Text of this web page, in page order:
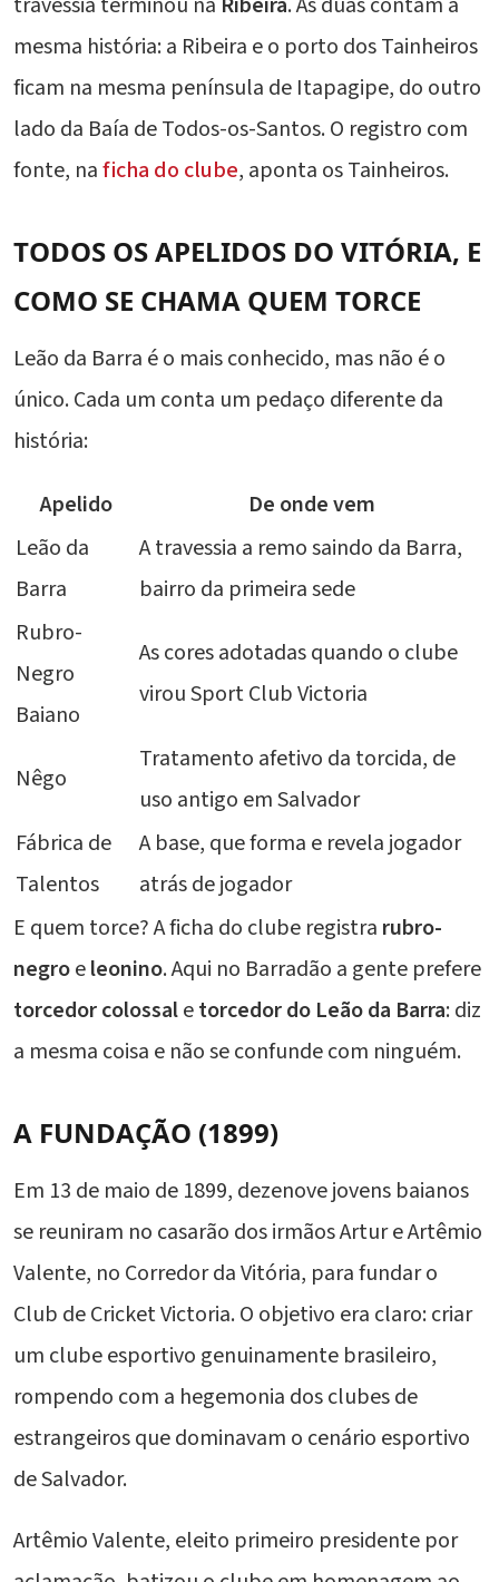
mesma história: a Ribeira e o porto dos Tainheiros
ficam na mesma península de Itapagipe, do outro
lado da Baía de Todos-os-Santos. O registro com
fonte, naficha do clube, aponta os Tainheiros.
TODOS OS APELIDOS DO VITÓRIA, E
COMO SE CHAMA QUEM TORCE
Leão da Barra é o mais conhecido, mas não é o
único. Cada um conta um pedaço diferente da
história:
Apelido
De onde vem
Leão da
Barra
A travessia a remo saindo da Barra,
bairro da primeira sede
Rubro-
Negro
Baiano
As cores adotadas quando o clube
virou Sport Club Victoria
Nêgo
Tratamento afetivo da torcida, de
uso antigo em Salvador
Fábrica de
Talentos
A base, que forma e revela jogador
atrás de jogador
E quem torce? A ficha do clube registra rubro-
negroeleonino. Aqui no Barradão a gente prefere
torcedor colossaletorcedor do Leão da Barra: diz
a mesma coisa e não se confunde com ninguém.
A FUNDAÇÃO (1899)
Em 13 de maio de 1899, dezenove jovens baianos
se reuniram no casarão dos irmãos Artur e Artêmio
Valente, no Corredor da Vitória, para fundar o
Club de Cricket Victoria. O objetivo era claro: criar
um clube esportivo genuinamente brasileiro,
rompendo com a hegemonia dos clubes de
estrangeiros que dominavam o cenário esportivo
de Salvador.
Artêmio Valente, eleito primeiro presidente por